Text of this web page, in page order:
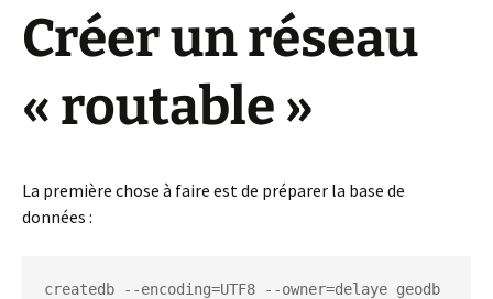
Créer un réseau
« routable »
La première chose à faire est de préparer la base de
données :
createdb --encoding=UTF8 --owner=delaye geodb